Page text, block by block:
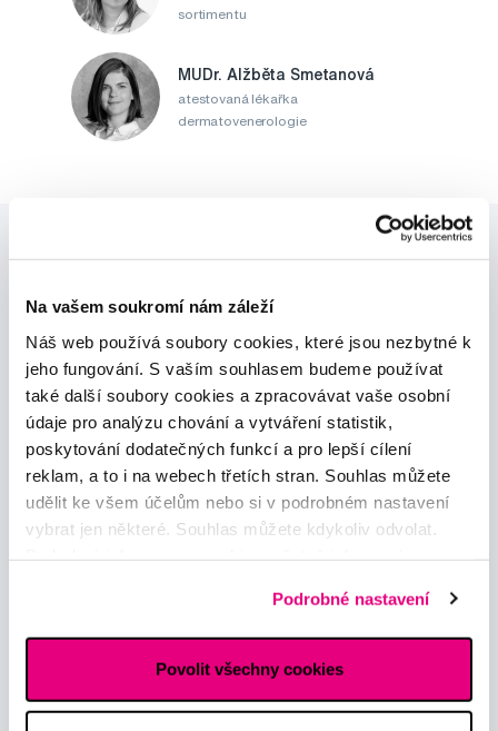
Na vašem soukromí nám záleží
Náš web používá soubory cookies, které jsou nezbytné k
jeho fungování. S vaším souhlasem budeme používat
také další soubory cookies a zpracovávat vaše osobní
údaje pro analýzu chování a vytváření statistik,
poskytování dodatečných funkcí a pro lepší cílení
reklam, a to i na webech třetích stran. Souhlas můžete
udělit ke všem účelům nebo si v podrobném nastavení
vybrat jen některé. Souhlas můžete kdykoliv odvolat.
Podrobné nastavení
Povolit všechny cookies
sortimentu
MUDr. Alžběta Smetanová
atestovaná lékařka
dermatovenerologie
Novinky a nabídky
Odebírat
Chci dostávat informace o novinkách a akčních nabídkách
a souhlasím sezpracováním osobních údajů pro tyto účely.